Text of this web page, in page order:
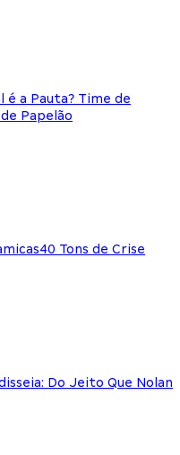
é a Pauta? Time de
Papelão
40 Tons de Crise
Do Jeito Que Nolan